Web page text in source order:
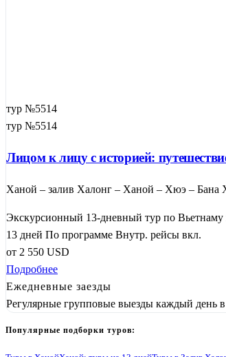
тур №5514
тур №5514
Лицом к лицу с историей:
Ханой – залив Халонг – Ханой – Хюэ –
Экскурсионный 13-дневный тур по
13 дней По программе Внутр. рейсы вкл.
от 2 550 USD
Подробнее
Ежедневные заезды
Регулярные групповые выезды каждый день
Популярные подборки туров: